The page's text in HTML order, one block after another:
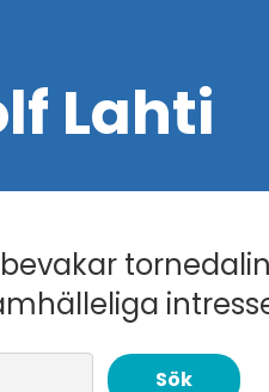
Lahti